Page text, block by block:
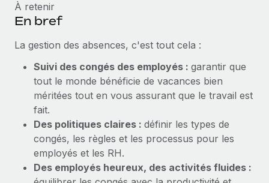
À retenir
En bref
La gestion des absences, c'est tout cela :
Suivi des congés des employés : garantir que
tout le monde bénéficie de vacances bien
méritées tout en vous assurant que le travail est
fait.
Des politiques claires : définir les types de
congés, les règles et les processus pour les
employés et les RH.
Des employés heureux, des activités fluides :